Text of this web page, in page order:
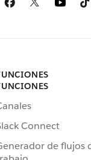
Connect
de flujos